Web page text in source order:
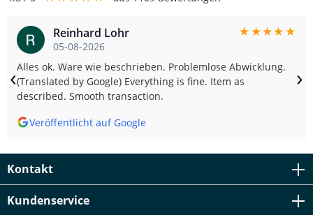
Reinhard Lohr
05-08-2026
★★★★★
Alles ok. Ware wie beschrieben. Problemlose Abwicklung.
(Translated by Google) Everything is fine. Item as
described. Smooth transaction.
Veröffentlicht auf Google
‹ ›
Kontakt
Kundenservice